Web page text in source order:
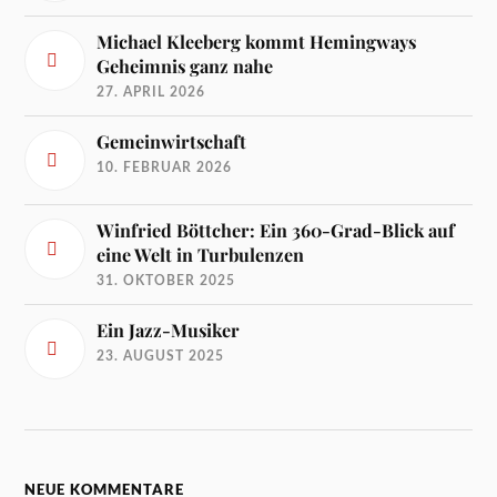
Michael Kleeberg kommt Hemingways
Geheimnis ganz nahe
27. APRIL 2026
Gemeinwirtschaft
10. FEBRUAR 2026
Winfried Böttcher: Ein 360-Grad-Blick auf
eine Welt in Turbulenzen
31. OKTOBER 2025
Ein Jazz-Musiker
23. AUGUST 2025
NEUE KOMMENTARE